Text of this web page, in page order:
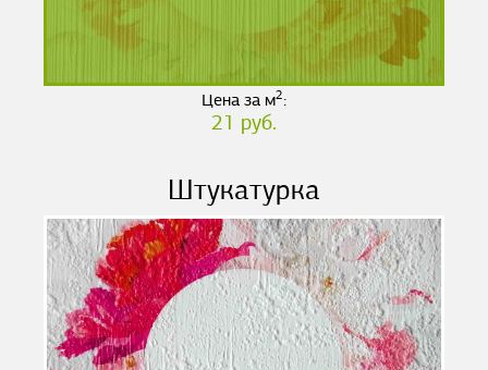
Цена за м2:
21 руб.
Штукатурка